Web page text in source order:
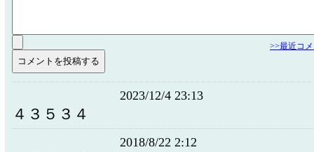
>>最近コ
2023/12/4 23:13
４３５３４
2018/8/22 2:12